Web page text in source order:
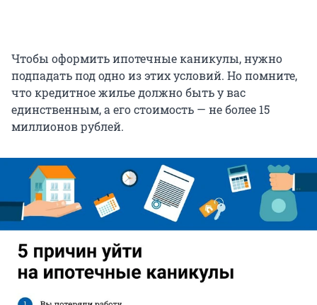
Чтобы оформить ипотечные каникулы, нужно
подпадать под одно из этих условий. Но помните,
что кредитное жилье должно быть у вас
единственным, а его стоимость — не более 15
миллионов рублей.